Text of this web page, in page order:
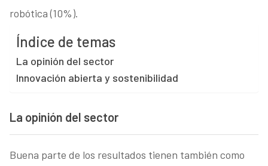
robótica (10%).
Índice de temas
La opinión del sector
Innovación abierta y sostenibilidad
La opinión del sector
Buena parte de los resultados tienen también como